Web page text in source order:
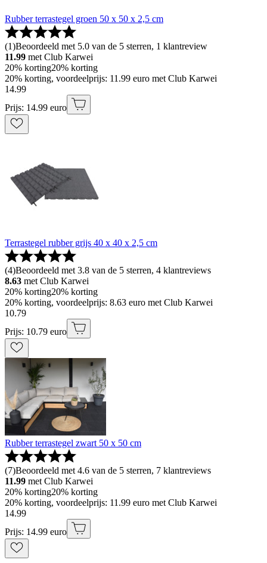
Rubber terrastegel groen 50 x 50 x 2,5 cm
(1)Beoordeeld met 5.0 van de 5 sterren, 1 klantreview
11.99 met Club Karwei
20% korting20% korting
20% korting, voordeelprijs: 11.99 euro met Club Karwei
14.99
Prijs: 14.99 euro
Terrastegel rubber grijs 40 x 40 x 2,5 cm
(4)Beoordeeld met 3.8 van de 5 sterren, 4 klantreviews
8.63 met Club Karwei
20% korting20% korting
20% korting, voordeelprijs: 8.63 euro met Club Karwei
10.79
Prijs: 10.79 euro
Rubber terrastegel zwart 50 x 50 cm
(7)Beoordeeld met 4.6 van de 5 sterren, 7 klantreviews
11.99 met Club Karwei
20% korting20% korting
20% korting, voordeelprijs: 11.99 euro met Club Karwei
14.99
Prijs: 14.99 euro